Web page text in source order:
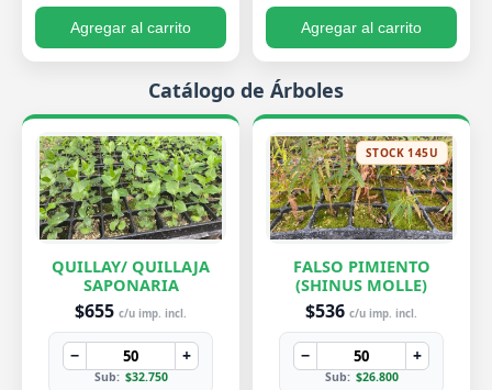
Agregar al carrito Agregar al carrito
Catálogo de Árboles
QUILLAY/ QUILLAJA
SAPONARIA
$655 c/u imp. incl.
− +
Sub: $32.750
STOCK 145U
FALSO PIMIENTO
(SHINUS MOLLE)
$536 c/u imp. incl.
− +
Sub: $26.800